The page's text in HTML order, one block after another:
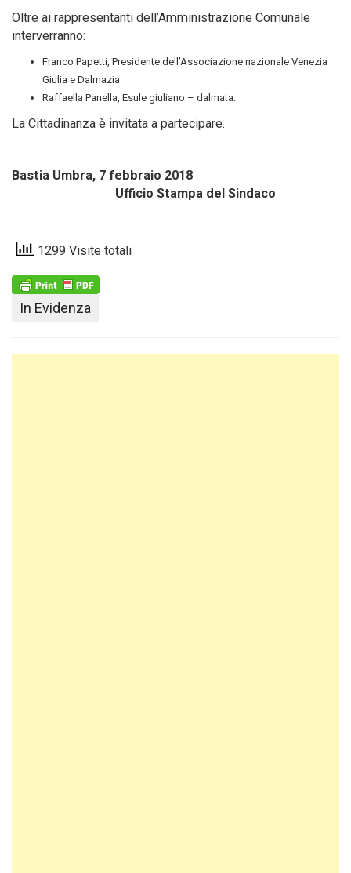
Oltre ai rappresentanti dell’Amministrazione Comunale
interverranno:
Franco Papetti, Presidente dell’Associazione nazionale Venezia
Giulia e Dalmazia
Raffaella Panella, Esule giuliano – dalmata.
La Cittadinanza è invitata a partecipare.
Bastia Umbra, 7 febbraio 2018
Ufficio Stampa del Sindaco
1299 Visite totali
In Evidenza